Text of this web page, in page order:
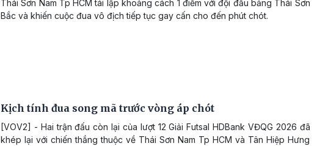
Thái Sơn Nam Tp HCM tái lập khoảng cách 1 điểm với đội đầu bảng Thái Sơn
Bắc và khiến cuộc đua vô địch tiếp tục gay cấn cho đến phút chót.
Kịch tính đua song mã trước vòng áp chót
[VOV2] - Hai trận đấu còn lại của lượt 12 Giải Futsal HDBank VĐQG 2026 đã
khép lại với chiến thắng thuộc về Thái Sơn Nam Tp HCM và Tân Hiệp Hưng